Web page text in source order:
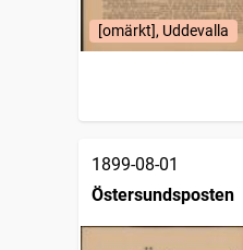
[omärkt], Uddevalla
1899-08-01
Östersundsposten